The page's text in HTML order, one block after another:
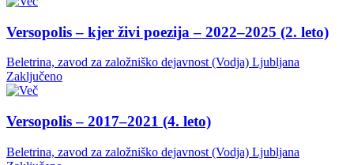
Versopolis – kjer živi poezija – 2022–2025 (2. leto)
Beletrina, zavod za založniško dejavnost (Vodja) Ljubljana
Zaključeno
Versopolis – 2017–2021 (4. leto)
Beletrina, zavod za založniško dejavnost (Vodja) Ljubljana